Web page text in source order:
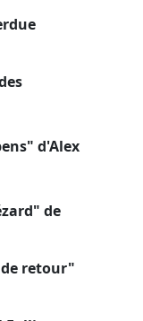
d'Alex
de
de retour"